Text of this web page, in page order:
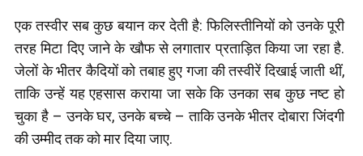
एक तस्वीर सब कुछ बयान कर देती है: फिलिस्तीनियों को उनके पूरी
तरह मिटा दिए जाने के खौफ से लगातार प्रताड़ित किया जा रहा है.
जेलों के भीतर कैदियों को तबाह हुए गजा की तस्वीरें दिखाई जाती थीं,
ताकि उन्हें यह एहसास कराया जा सके कि उनका सब कुछ नष्ट हो
चुका है – उनके घर, उनके बच्चे – ताकि उनके भीतर दोबारा जिंदगी
की उम्मीद तक को मार दिया जाए.